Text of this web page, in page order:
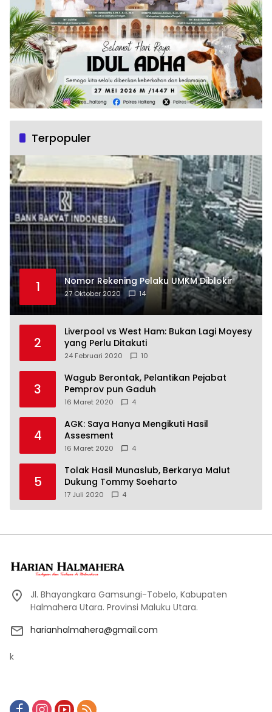
Terpopuler
1 Nomor Rekening Pelaku UMKM Diblokir
27 Oktober 2020 14
2
Liverpool vs West Ham: Bukan Lagi Moyesy
yang Perlu Ditakuti
24 Februari 2020 10
3
Wagub Berontak, Pelantikan Pejabat
Pemprov pun Gaduh
16 Maret 2020 4
4
AGK: Saya Hanya Mengikuti Hasil
Assesment
16 Maret 2020 4
5
Tolak Hasil Munaslub, Berkarya Malut
Dukung Tommy Soeharto
17 Juli 2020 4
Jl. Bhayangkara Gamsungi-Tobelo, Kabupaten
Halmahera Utara. Provinsi Maluku Utara.
harianhalmahera@gmail.com
k